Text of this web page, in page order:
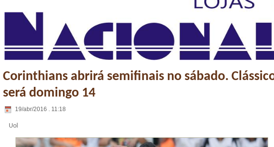
Corinthians abrirá semifinais no sábado.
será domingo 14
19/abr/2016 . 11:18
Uol